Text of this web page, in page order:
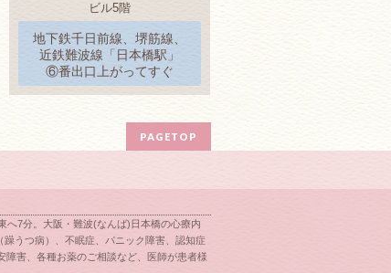
ビル5階
地下鉄千日前線、堺筋線、
近鉄難波線「日本橋駅」
⑥番出口上がってすぐ
PAGETOP
へ7分。大阪・難波(なんば)日本橋の心療内
うつ病）、不眠症、パニック障害、認知症
障害、各種お薬のご相談など、医師が患者様